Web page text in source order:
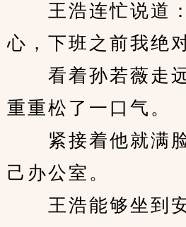
王浩连忙说道：
心，下班之前我绝
看着孙若薇走远
重重松了一口气。
紧接着他就满脸
己办公室。
王浩能够坐到安